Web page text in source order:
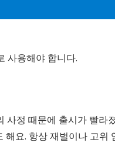
사용해야 합니다.
사정 때문에 출시가 빨라
요. 항상 재벌이나 고위